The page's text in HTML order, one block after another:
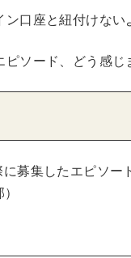
ン口座と紐付けな
ピソード、どう感じ
募集したエピソー